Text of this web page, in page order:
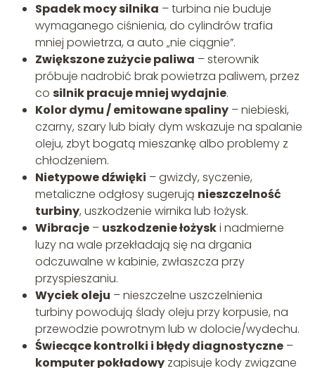
Spadek mocy silnika – turbina nie buduje
wymaganego ciśnienia, do cylindrów trafia
mniej powietrza, a auto „nie ciągnie”.
Zwiększone zużycie paliwa – sterownik
próbuje nadrobić brak powietrza paliwem, przez
co silnik pracuje mniej wydajnie.
Kolor dymu / emitowane spaliny– niebieski,
czarny, szary lub biały dym wskazuje na spalanie
oleju, zbyt bogatą mieszankę albo problemy z
chłodzeniem.
Nietypowe dźwięki – gwizdy, syczenie,
metaliczne odgłosy sugerują nieszczelność
turbiny, uszkodzenie wirnika lub łożysk.
Wibracje– uszkodzenie łożyski nadmierne
luzy na wale przekładają się na drgania
odczuwalne w kabinie, zwłaszcza przy
przyspieszaniu.
Wyciek oleju – nieszczelne uszczelnienia
turbiny powodują ślady oleju przy korpusie, na
przewodzie powrotnym lub w dolocie/wydechu.
Świecące kontrolki i błędy diagnostyczne–
komputer pokładowyzapisuje kody związane